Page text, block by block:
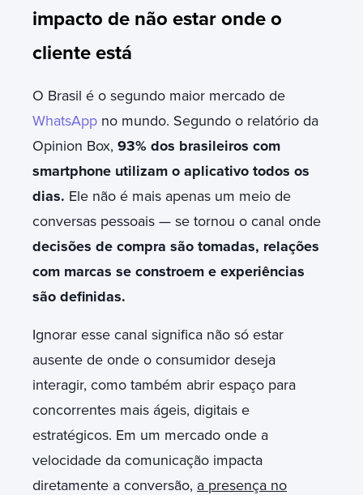
impacto de não estar onde o
cliente está
O Brasil é o segundo maior mercado de
WhatsApp no mundo. Segundo o relatório da
Opinion Box, 93% dos brasileiros com
smartphone utilizam o aplicativo todos os
dias. Ele não é mais apenas um meio de
conversas pessoais — se tornou o canal onde
decisões de compra são tomadas, relações
com marcas se constroem e experiências
são definidas.
Ignorar esse canal significa não só estar
ausente de onde o consumidor deseja
interagir, como também abrir espaço para
concorrentes mais ágeis, digitais e
estratégicos. Em um mercado onde a
velocidade da comunicação impacta
diretamente a conversão, a presença no